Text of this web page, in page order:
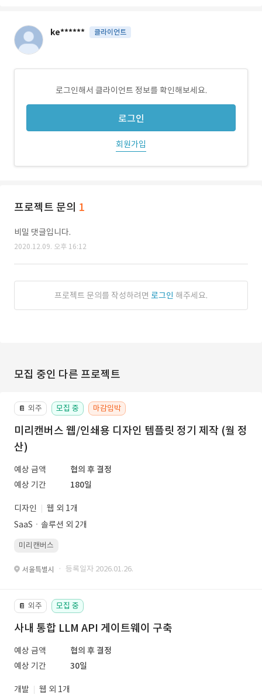
ke****** 클라이언트
로그인해서 클라이언트 정보를 확인해보세요.
로그인
회원가입
프로젝트 문의 1
비밀 댓글입니다.
2020.12.09. 오후 16:12
프로젝트 문의를 작성하려면 로그인 해주세요.
모집 중인 다른 프로젝트
📔 외주 모집 중 마감임박
미리캔버스 웹/인쇄용 디자인 템플릿 정기 제작 (월 정
산)
예상 금액
협의 후 결정
예상 기간
180일
디자인
웹 외 1개
SaaSㆍ솔루션 외 2개
미리캔버스
서울특별시 · 등록일자 2026.01.26.
📔 외주 모집 중
사내 통합 LLM API 게이트웨이 구축
예상 금액
협의 후 결정
예상 기간
30일
개발
웹 외 1개